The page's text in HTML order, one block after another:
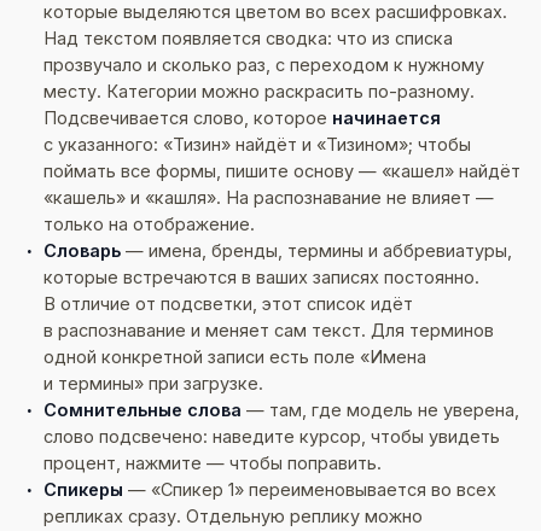
которые выделяются цветом во всех расшифровках.
Над текстом появляется сводка: что из списка
прозвучало и сколько раз, с переходом к нужному
месту. Категории можно раскрасить по-разному.
Подсвечивается слово, которое начинается
с указанного: «Тизин» найдёт и «Тизином»; чтобы
поймать все формы, пишите основу — «кашел» найдёт
«кашель» и «кашля». На распознавание не влияет —
только на отображение.
Словарь — имена, бренды, термины и аббревиатуры,
которые встречаются в ваших записях постоянно.
В отличие от подсветки, этот список идёт
в распознавание и меняет сам текст. Для терминов
одной конкретной записи есть поле «Имена
и термины» при загрузке.
Сомнительные слова — там, где модель не уверена,
слово подсвечено: наведите курсор, чтобы увидеть
процент, нажмите — чтобы поправить.
Спикеры — «Спикер 1» переименовывается во всех
репликах сразу. Отдельную реплику можно